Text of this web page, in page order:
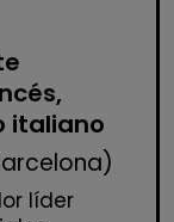
italiano
líder